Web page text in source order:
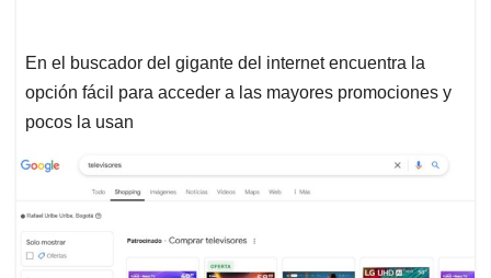
En el buscador del gigante del internet encuentra la
opción fácil para acceder a las mayores promociones y
pocos la usan